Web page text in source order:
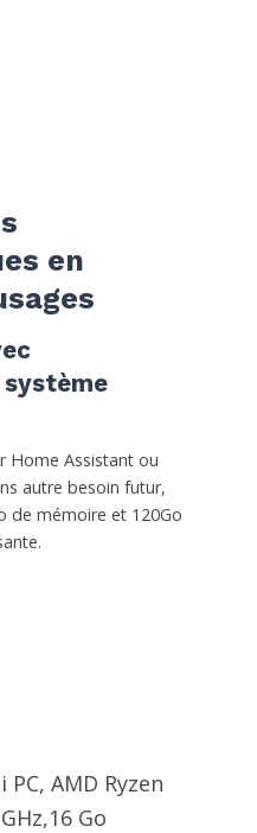
en
Home Assistant ou
autre besoin futur,
de mémoire et 120Go
PC, AMD Ryzen
Go